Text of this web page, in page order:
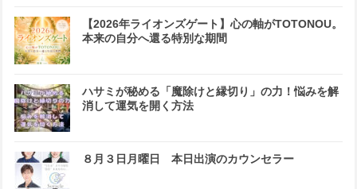
【2026年ライオンズゲート】心の軸がTOTONOU。
本来の自分へ還る特別な期間
ハサミが秘める「魔除けと縁切り」の力！悩みを解
消して運気を開く方法
８月３日月曜日 本日出演のカウンセラー